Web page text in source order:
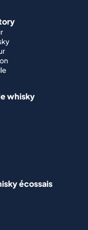
whisky
écossais